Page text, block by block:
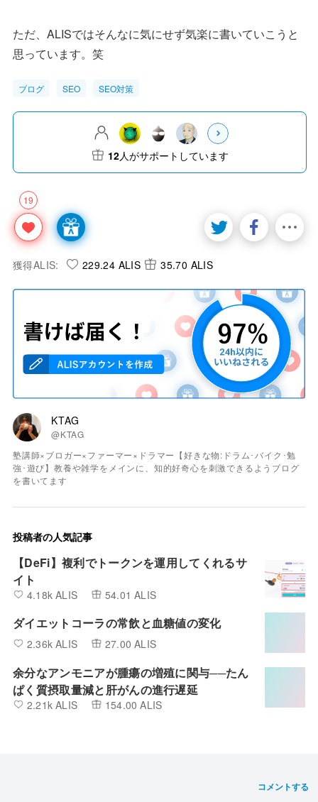
ただ、ALISではそんなに気にせず気楽に書いていこうと
思っています。笑
ブログ SEO SEO対策
19
12人がサポートしています
獲得ALIS: 229.24 ALIS 35.70 ALIS
KTAG
@KTAG
塾講師×ブロガー×ファーマー×ドラマー【好きな物:ドラム･バイク･勉
強･遊び】教養や雑学をメインに、知的好奇心を刺激できるようブログ
を書いてます
投稿者の人気記事
【DeFi】複利でトークンを運用してくれるサ
イト
4.18k ALIS 54.01 ALIS
ダイエットコーラの常飲と血糖値の変化
2.36k ALIS 27.00 ALIS
余分なアンモニアが腫瘍の増殖に関与──たん
ぱく質摂取量減と肝がんの進行遅延
2.21k ALIS 154.00 ALIS
コメントする